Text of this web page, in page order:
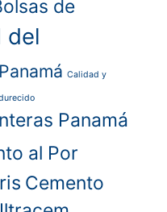
de
del
Calidad y
Panamá
al Por
Cemento